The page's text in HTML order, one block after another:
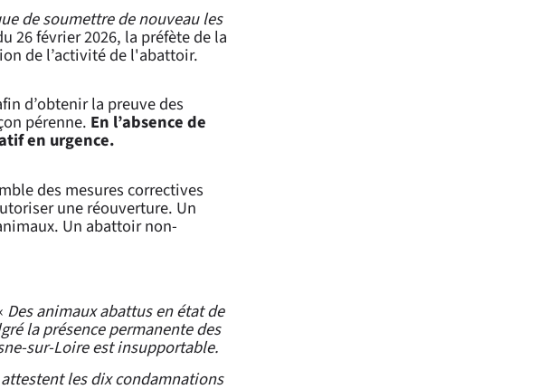
de soumettre de nouveau les
26 février 2026, la préfète de la
de l’activité de l'abattoir.
d’obtenir la preuve des
pérenne. En l’absence de
en urgence.
des mesures correctives
une réouverture. Un
Un abattoir non-
Des animaux abattus en état de
la présence permanente des
sur-Loire est insupportable.
les dix condamnations